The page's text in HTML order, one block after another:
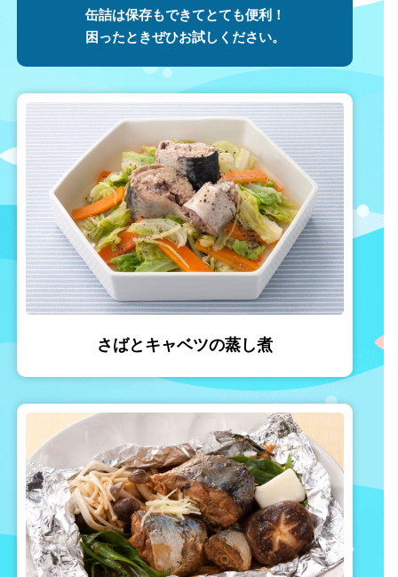
缶詰は保存もできてとても便利！
困ったときぜひお試しください。
さばとキャベツの蒸し煮